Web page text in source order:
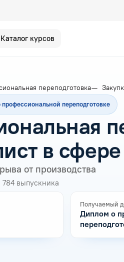
Каталог курсов
переподготовка
переподготовке
в
от производства
784 выпускника
Получаемый
Диплом о